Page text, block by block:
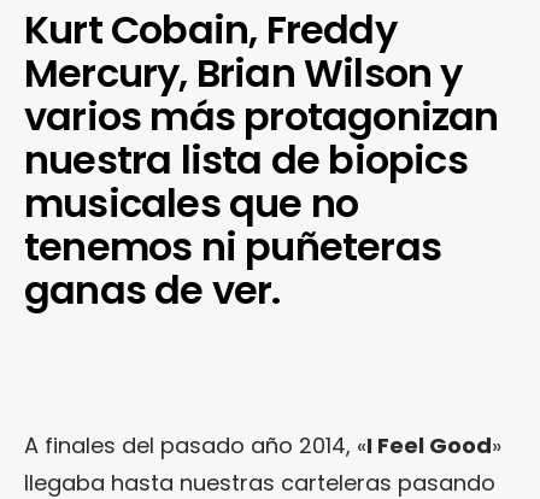
Kurt Cobain, Freddy
Mercury, Brian Wilson y
varios más protagonizan
nuestra lista de biopics
musicales que no
tenemos ni puñeteras
ganas de ver.
A finales del pasado año 2014, «I Feel Good»
llegaba hasta nuestras carteleras pasando